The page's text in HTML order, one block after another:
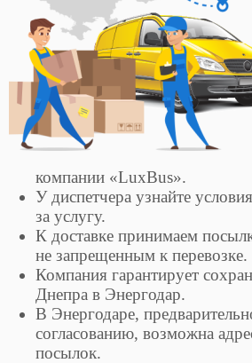
компании «LuxBus».
У диспетчера узнайте
за услугу.
К доставке принимаем
не запрещенным к перевозке.
Компания гарантирует
Днепра в Энергодар.
В Энергодаре,
согласованию, возможна
посылок.